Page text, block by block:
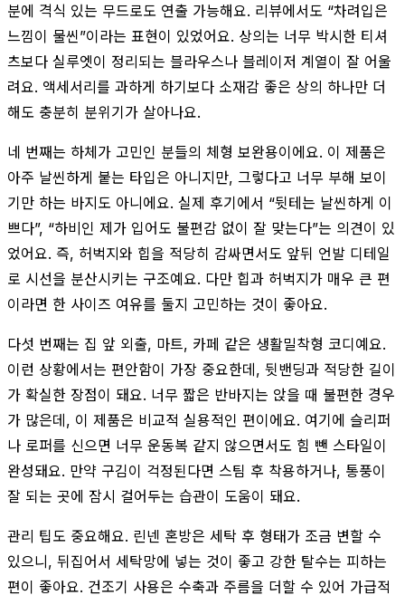
분에 격식 있는 무드로도 연출 가능해요. 리뷰에서도 “차려입은
느낌이 물씬”이라는 표현이 있었어요. 상의는 너무 박시한 티셔
츠보다 실루엣이 정리되는 블라우스나 블레이저 계열이 잘 어울
려요. 액세서리를 과하게 하기보다 소재감 좋은 상의 하나만 더
해도 충분히 분위기가 살아나요.
네 번째는 하체가 고민인 분들의 체형 보완용이에요. 이 제품은
아주 날씬하게 붙는 타입은 아니지만, 그렇다고 너무 부해 보이
기만 하는 바지도 아니에요. 실제 후기에서 “뒷테는 날씬하게 이
쁘다”, “하비인 제가 입어도 불편감 없이 잘 맞는다”는 의견이 있
었어요. 즉, 허벅지와 힙을 적당히 감싸면서도 앞뒤 언발 디테일
로 시선을 분산시키는 구조예요. 다만 힙과 허벅지가 매우 큰 편
이라면 한 사이즈 여유를 둘지 고민하는 것이 좋아요.
다섯 번째는 집 앞 외출, 마트, 카페 같은 생활밀착형 코디예요.
이런 상황에서는 편안함이 가장 중요한데, 뒷밴딩과 적당한 길이
가 확실한 장점이 돼요. 너무 짧은 반바지는 앉을 때 불편한 경우
가 많은데, 이 제품은 비교적 실용적인 편이에요. 여기에 슬리퍼
나 로퍼를 신으면 너무 운동복 같지 않으면서도 힘 뺀 스타일이
완성돼요. 만약 구김이 걱정된다면 스팀 후 착용하거나, 통풍이
잘 되는 곳에 잠시 걸어두는 습관이 도움이 돼요.
관리 팁도 중요해요. 린넨 혼방은 세탁 후 형태가 조금 변할 수
있으니, 뒤집어서 세탁망에 넣는 것이 좋고 강한 탈수는 피하는
편이 좋아요. 건조기 사용은 수축과 주름을 더할 수 있어 가급적